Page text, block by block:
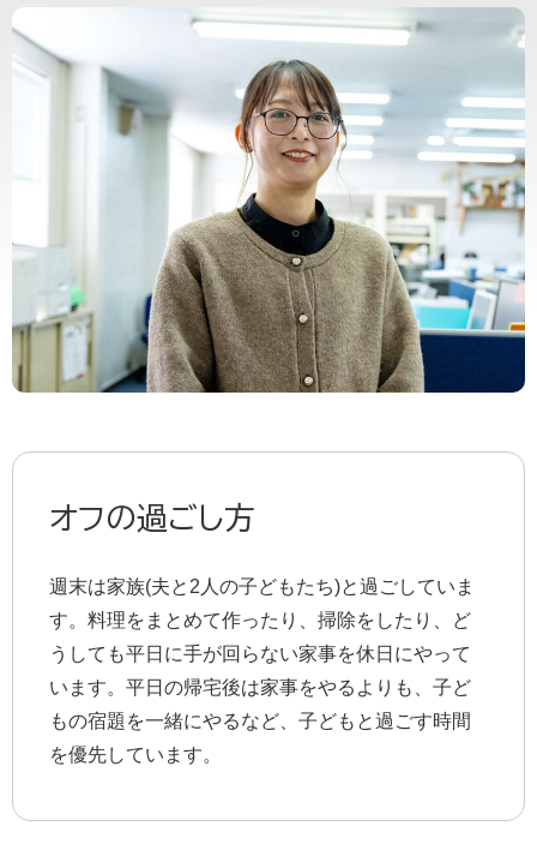
オフの過ごし方
週末は家族(夫と2人の子どもたち)と過ごしていま
す。料理をまとめて作ったり、掃除をしたり、ど
うしても平日に手が回らない家事を休日にやって
います。平日の帰宅後は家事をやるよりも、子ど
もの宿題を一緒にやるなど、子どもと過ごす時間
を優先しています。